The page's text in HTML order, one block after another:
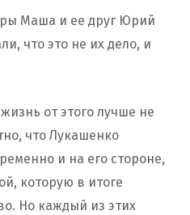
Маша и ее друг Юрий
что это не их дело, и
от этого лучше не
что Лукашенко
и на его стороне,
которую в итоге
Но каждый из этих